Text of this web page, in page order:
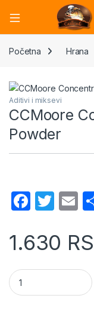
Open
Početna Hrana
Aditivi i miksevi
CCMoore
Powder
F
c
e
b
o
T
itt
er
E
1.630
CCMoore